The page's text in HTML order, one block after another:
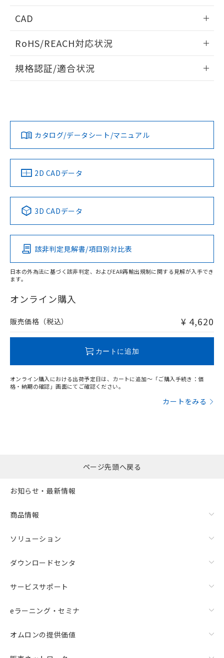
端子配置/内部接続
開閉容量
CAD
ドすることができます。
ログイン/会員登録
ダウンロードデータをご利用いただく前に、以下を必ずお読
みください。
ソフトウェアの使用条件
RoHS/REACH対応状況
EU RoHS 注意事項・凡例
対応済み
中国 RoHS 注意事項・凡例
Pb Hg Cd Cr(VI)
O
在庫等で未対応品が混在する可能性があります。
問い合わせください。
規格認証/適合状況
LR型式承認
（イギリス
船舶規格）
DNV型式承認
（ノルウェー
BV型式承認
（フランス
KR型式
（韓国
No No No No
この製品の規格認証/適合状況ページへ
その他の認証はこちらのページからご検索ください
カタログ/データシート/マニュアル
2D CADデータ
3D CADデータ
該非判定見解書/項目別対比表
日本の外為法に基づく該非判定、およびEAR再輸出規制に関する見解が入手でき
ます。
オンライン購入
販売価格（税込） ¥ 4,620
カートに追加
オンライン購入における出荷予定日は、カートに追加～「ご購入手続き：価
格・納期の確認」画面にてご確認ください。
カートをみる
ページ先頭へ戻る
お知らせ・最新情報
商品情報
ソリューション
ダウンロードセンタ
サービスサポート
eラーニング・セミナ
オムロンの提供価値